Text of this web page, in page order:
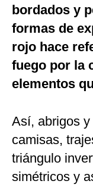
bordados y
formas de
rojo hace
fuego por la
elementos
Así, abrigos
camisas,
triángulo
simétricos y